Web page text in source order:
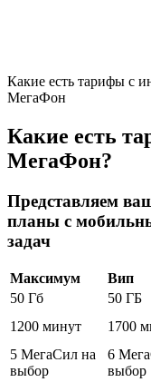
Какие есть тарифы с
МегаФон
Какие есть
МегаФон?
Представляем
планы с
задач
Максимум Вип
50 Гб
50 ГБ
1200 минут
1700
5 МегаСил на
выбор
6
выбор